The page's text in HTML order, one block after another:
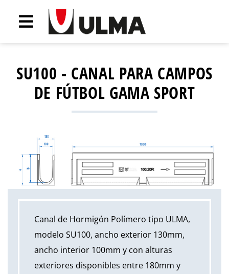
SU100 - CANAL PARA CAMPOS
DE FÚTBOL GAMA SPORT
Canal de Hormigón Polímero tipo ULMA,
modelo SU100, ancho exterior 130mm,
ancho interior 100mm y con alturas
exteriores disponibles entre 180mm y